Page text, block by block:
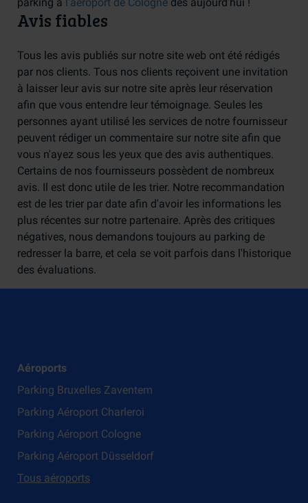
Avis fiables
Tous les avis publiés sur notre site web ont été rédigés
par nos clients. Tous nos clients reçoivent une invitation
à laisser leur avis sur notre site après leur réservation
afin que vous entendre leur témoignage. Seules les
personnes ayant utilisé les services de notre fournisseur
peuvent rédiger un commentaire sur notre site afin que
vous n'ayez sous les yeux que des avis authentiques.
Certains de nos fournisseurs possèdent de nombreux
avis. Il est donc utile de les trier. Notre recommandation
est de les trier par date afin d'avoir les informations les
plus récentes sur notre partenaire. Après des critiques
négatives, nous demandons toujours au parking de
redresser la barre, et cela se voit parfois dans l'historique
des évaluations.
Aéroports
Parking Bruxelles Zaventem
Parking Aéroport Charleroi
Parking Aéroport Cologne
Parking Aéroport Düsseldorf
Tous aéroports